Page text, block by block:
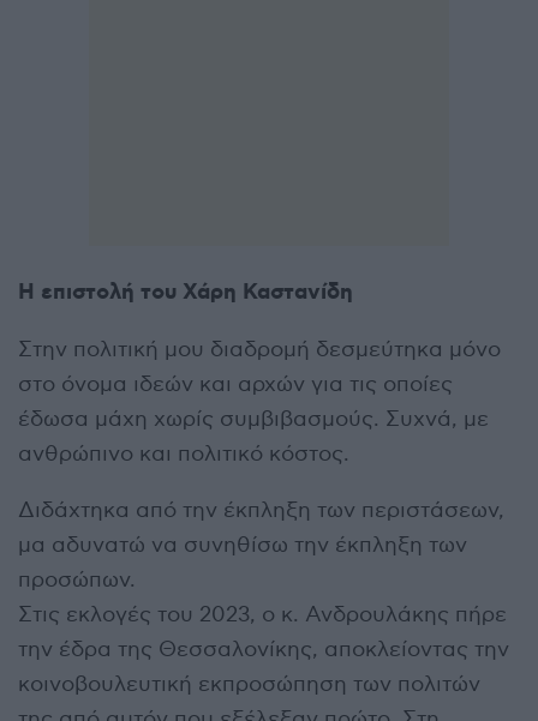
Η επιστολή του Χάρη Καστανίδη
Στην πολιτική μου διαδρομή δεσμεύτηκα μόνο
στο όνομα ιδεών και αρχών για τις οποίες
έδωσα μάχη χωρίς συμβιβασμούς. Συχνά, με
ανθρώπινο και πολιτικό κόστος.
Διδάχτηκα από την έκπληξη των περιστάσεων,
μα αδυνατώ να συνηθίσω την έκπληξη των
προσώπων.
Στις εκλογές του 2023, ο κ. Ανδρουλάκης πήρε
την έδρα της Θεσσαλονίκης, αποκλείοντας την
κοινοβουλευτική εκπροσώπηση των πολιτών